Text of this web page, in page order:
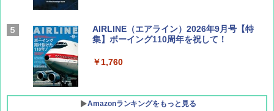
AIRLINE（エアライン）2026年9月号【特
集】ボーイング110周年を祝して！
￥1,760
Amazonランキングをもっと見る